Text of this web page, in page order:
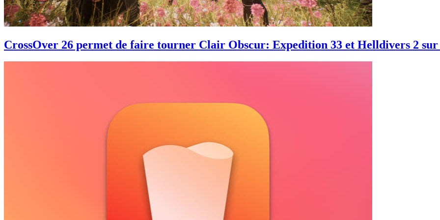
CrossOver 26 permet de faire tourner Clair Obscur: Expedition 33 et Helldivers 2